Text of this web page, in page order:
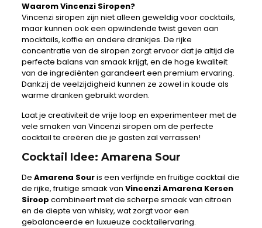
Waarom Vincenzi Siropen?
Vincenzi siropen zijn niet alleen geweldig voor cocktails,
maar kunnen ook een opwindende twist geven aan
mocktails, koffie en andere drankjes. De rijke
concentratie van de siropen zorgt ervoor dat je altijd de
perfecte balans van smaak krijgt, en de hoge kwaliteit
van de ingrediënten garandeert een premium ervaring.
Dankzij de veelzijdigheid kunnen ze zowel in koude als
warme dranken gebruikt worden.
Laat je creativiteit de vrije loop en experimenteer met de
vele smaken van Vincenzi siropen om de perfecte
cocktail te creëren die je gasten zal verrassen!
Cocktail Idee: Amarena Sour
De Amarena Souris een verfijnde en fruitige cocktail die
de rijke, fruitige smaak van Vincenzi Amarena Kersen
Siroop combineert met de scherpe smaak van citroen
en de diepte van whisky, wat zorgt voor een
gebalanceerde en luxueuze cocktailervaring.